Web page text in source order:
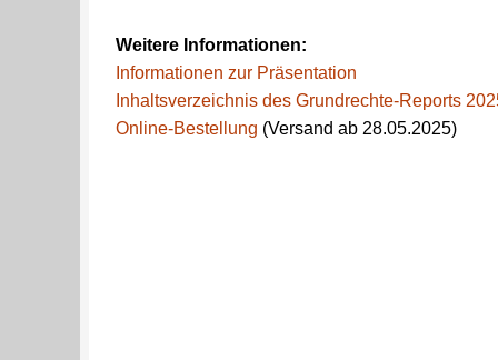
Weitere Informationen:
Informationen zur Präsentation
Inhaltsverzeichnis des Grundrechte-Reports
Online-Bestellung (Versand ab 28.05.2025)